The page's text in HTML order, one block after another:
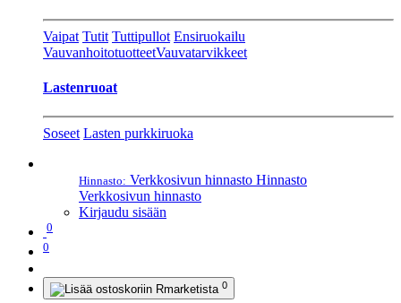
Vaipat Tutit Tuttipullot Ensiruokailu
VauvanhoitotuotteetVauvatarvikkeet
Lastenruoat
Soseet Lasten purkkiruoka
Hinnasto: Verkkosivun hinnasto Hinnasto
Verkkosivun hinnasto
Kirjaudu sisään
0
0
0